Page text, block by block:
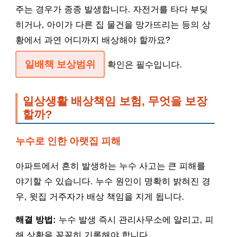
주는 경우가 종종 발생합니다. 자전거를 타다 부딪
히거나, 아이가 다른 집 물건을 망가뜨리는 등의 상
황에서 과연 어디까지 배상해야 할까요?
일배책 보상범위 확인은 필수입니다.
일상생활 배상책임 보험, 무엇을 보장
할까?
누수로 인한 아랫집 피해
아파트에서 흔히 발생하는 누수 사고는 큰 피해를
야기할 수 있습니다. 누수 원인이 명확히 밝혀진 경
우, 윗집 거주자가 배상 책임을 지게 됩니다.
해결 방법: 누수 발생 즉시 관리사무소에 알리고, 피